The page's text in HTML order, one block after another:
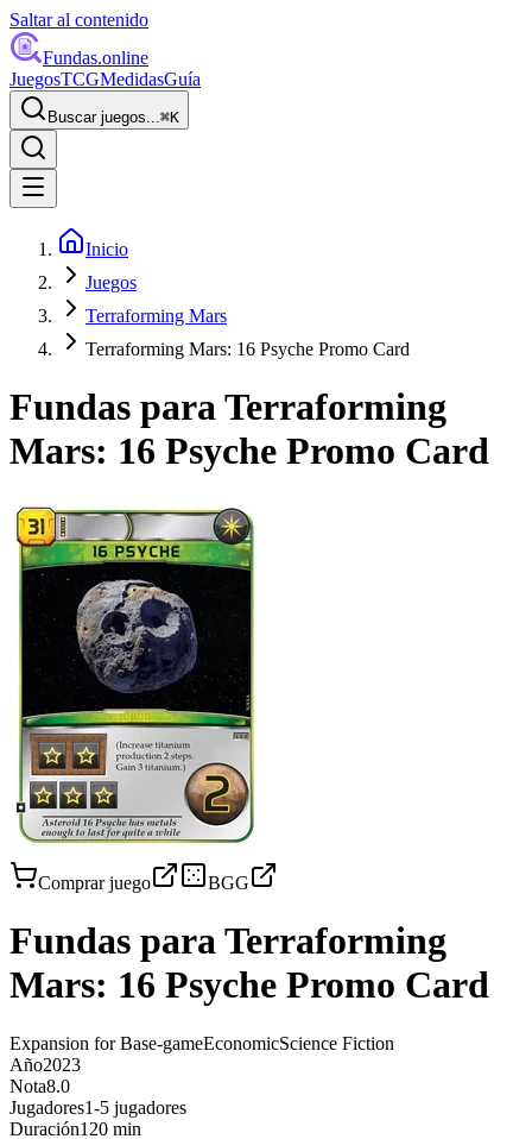
Saltar al contenido
Fundas.online
JuegosTCGMedidasGuía
Buscar juegos...⌘K
Inicio
Juegos
Terraforming Mars
Terraforming Mars: 16 Psyche Promo Card
Fundas paraTerraforming
Mars: 16 Psyche Promo Card
Comprar juego BGG
Fundas paraTerraforming
Mars: 16 Psyche Promo Card
Expansion for Base-gameEconomicScience Fiction
Año2023
Nota8.0
Jugadores1-5 jugadores
Duración120 min